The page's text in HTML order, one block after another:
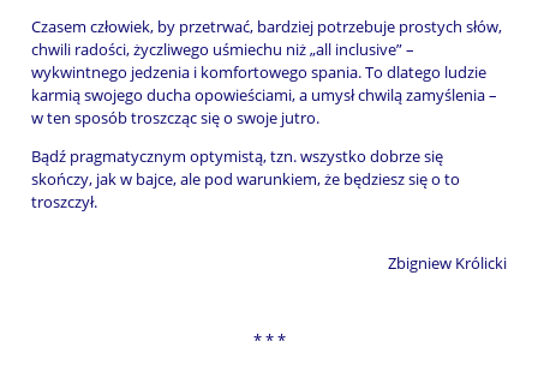
Czasem człowiek, by przetrwać, bardziej potrzebuje prostych słów,
chwili radości, życzliwego uśmiechu niż „all inclusive” –
wykwintnego jedzenia i komfortowego spania. To dlatego ludzie
karmią swojego ducha opowieściami, a umysł chwilą zamyślenia –
w ten sposób troszcząc się o swoje jutro.
Bądź pragmatycznym optymistą, tzn. wszystko dobrze się
skończy, jak w bajce, ale pod warunkiem, że będziesz się o to
troszczył.
Zbigniew Królicki
* * *